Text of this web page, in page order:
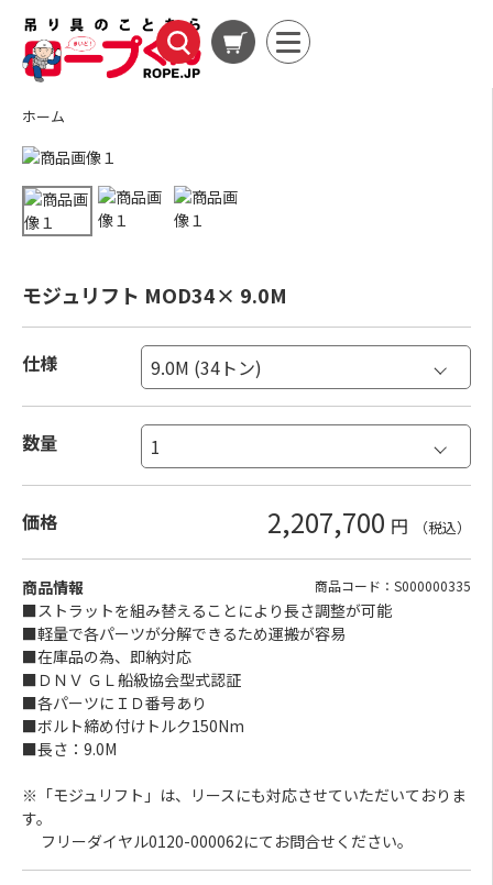
ホーム
モジュリフト MOD34× 9.0M
仕様
数量
価格 2,207,700 円 （税込）
商品情報 商品コード：S000000335
■ストラットを組み替えることにより長さ調整が可能
■軽量で各パーツが分解できるため運搬が容易
■在庫品の為、即納対応
■ＤＮＶ ＧＬ船級協会型式認証
■各パーツにＩＤ番号あり
■ボルト締め付けトルク150Nm
■長さ：9.0M
※「モジュリフト」は、リースにも対応させていただいておりま
す。
フリーダイヤル0120-000062にてお問合せください。